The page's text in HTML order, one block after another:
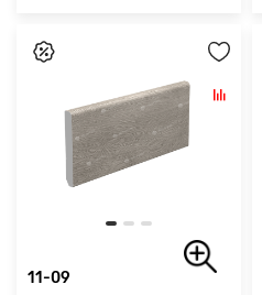
11-09